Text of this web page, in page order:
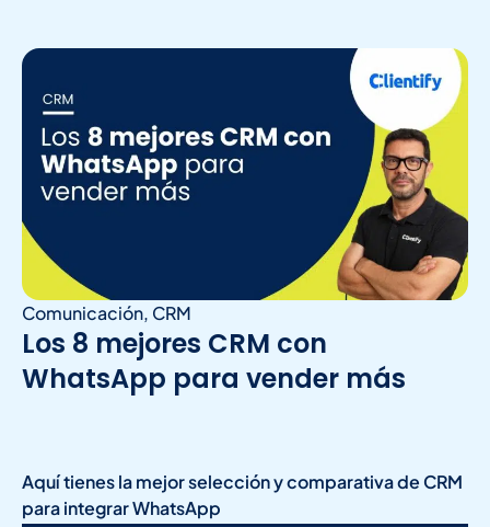
Comunicación, CRM
Los 8 mejores CRM con
WhatsApp para vender más
Aquí tienes la mejor selección y comparativa de CRM
para integrar WhatsApp